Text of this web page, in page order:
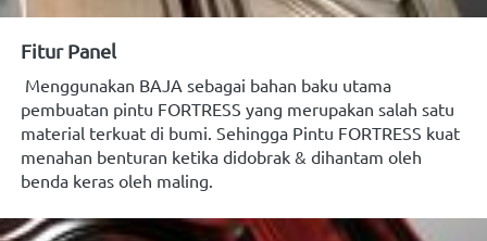
Fitur Panel
Menggunakan BAJA sebagai bahan baku utama
pembuatan pintu FORTRESS yang merupakan salah satu
material terkuat di bumi. Sehingga Pintu FORTRESS kuat
menahan benturan ketika didobrak & dihantam oleh
benda keras oleh maling.